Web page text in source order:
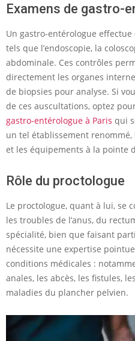
Examens de gastro-
Un gastro-entérologue
tels que l’endoscopie, la
abdominale. Ces contrôles
directement les organes
de biopsies pour analyse. Si
de ces auscultations, optez
gastro-entérologue à Paris qui
un tel établissement
et les équipements à la pointe
Rôle du proctologue
Le proctologue, quant à lui, se
les troubles de l’anus, du
spécialité, bien que faisant
nécessite une expertise
conditions médicales :
anales, les abcès, les fistules,
maladies du plancher pelvien.